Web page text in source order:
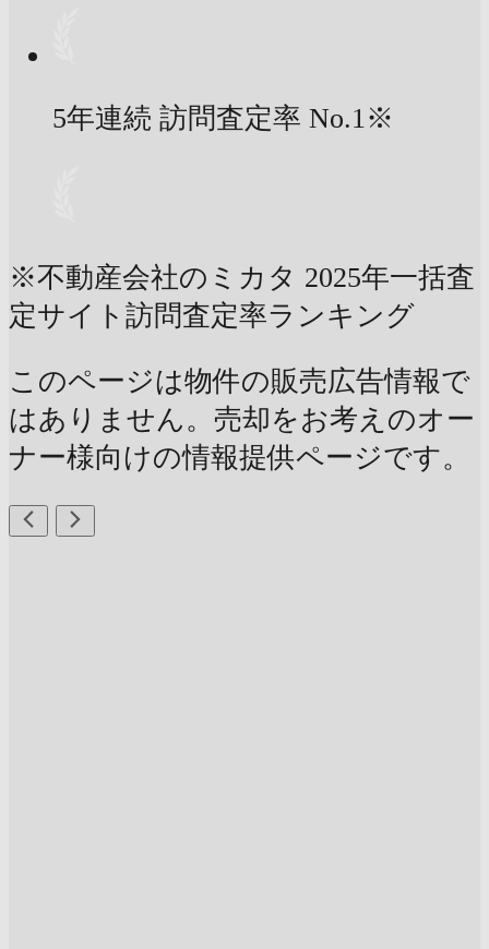
5年連続 訪問査定率 No.1※
※不動産会社のミカタ 2025年一括査
定サイト訪問査定率ランキング
このページは物件の販売広告情報で
はありません。売却をお考えのオー
ナー様向けの情報提供ページです。